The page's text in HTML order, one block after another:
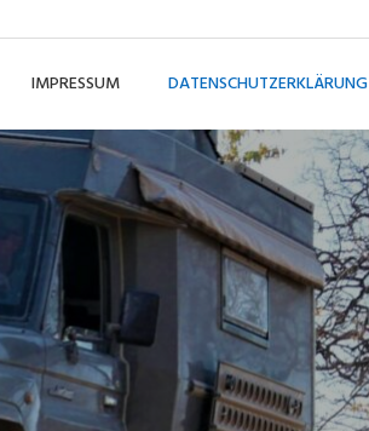
IMPRESSUM DATENSCHUTZERKLÄRUNG